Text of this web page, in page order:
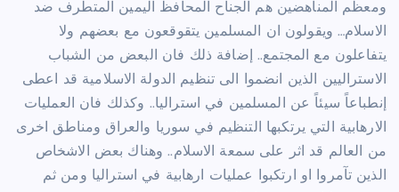
ومعظم المناهضين هم الجناح المحافظ اليمين المتطرف ضد
الاسلام… ويقولون ان المسلمين يتقوقعون مع بعضهم ولا
يتفاعلون مع المجتمع.. إضافة ذلك فان البعض من الشباب
الاستراليين الذين انضموا الى تنظيم الدولة الاسلامية قد اعطى
إنطباعاً سيئاً عن المسلمين في استراليا.. وكذلك فان العمليات
الارهابية التي يرتكبها التنظيم في سوريا والعراق ومناطق اخرى
من العالم قد اثر على سمعة الاسلام.. وهناك بعض الاشخاص
الذين تآمروا او ارتكبوا عمليات ارهابية في استراليا ومن ثم